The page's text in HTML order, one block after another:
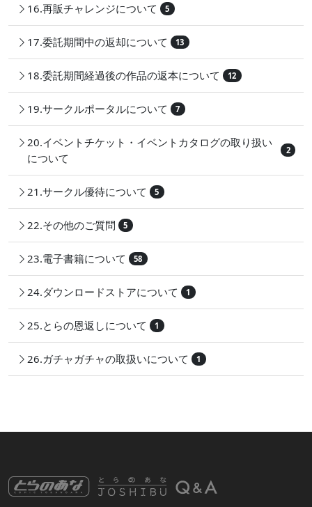
16.再販チャレンジについて 5
17.委託期間中の返却について 13
18.委託期間経過後の作品の返本について 12
19.サークルポータルについて 7
20.イベントチケット・イベントカタログの取り扱い
について
2
21.サークル優待について 5
22.その他のご質問 5
23.電子書籍について 58
24.ダウンロードストアについて 1
25.とらの恩返しについて 1
26.ガチャガチャの取扱いについて 1